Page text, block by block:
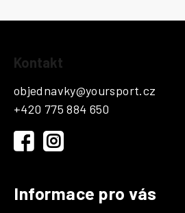
Kontakt
objednavky@yoursport.cz
+420 775 884 650
Informace pro vás